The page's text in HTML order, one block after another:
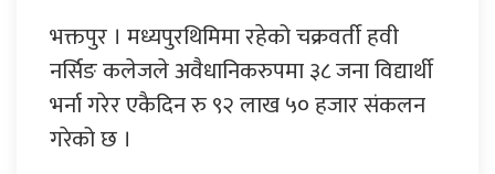
भक्तपुर । मध्यपुरथिमिमा रहेको चक्रवर्ती हवी
नर्सिङ कलेजले अवैधानिकरुपमा ३८ जना विद्यार्थी
भर्ना गरेर एकैदिन रु ९२ लाख ५० हजार संकलन
गरेको छ ।